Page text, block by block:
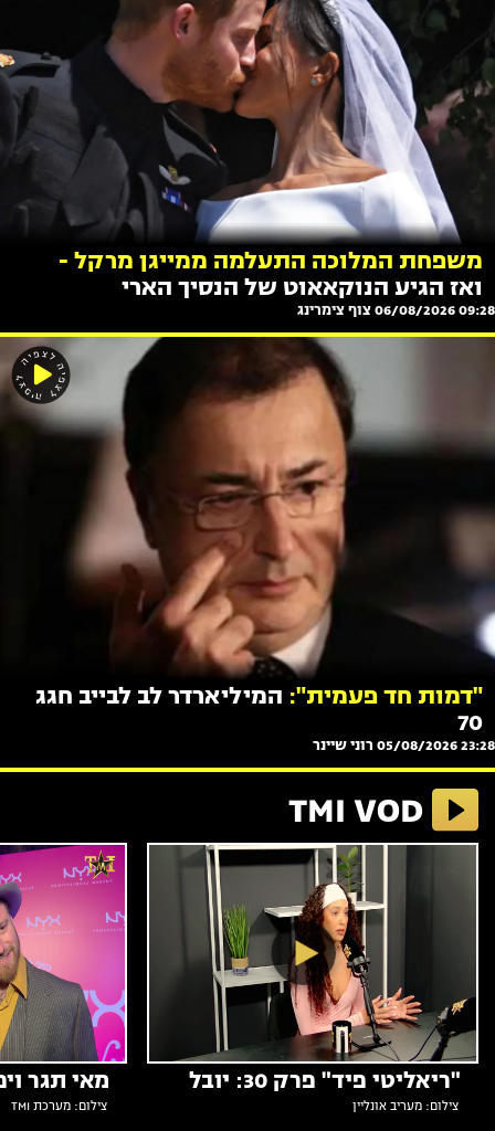
משפחת המלוכה התעלמה ממייגן מרקל -
ואז הגיע הנוקאאוט של הנסיך הארי
09:28 06/08/2026 צוף צימרינג
"דמות חד פעמית": המיליארדר לב לבייב חגג
70
23:28 05/08/2026 רוני שיינר
TMI VOD
"ריאליטי פיד" פרק 30: יובל
צילום: מעריב אונליין
מאי תגר
צילום: מערכת TMI